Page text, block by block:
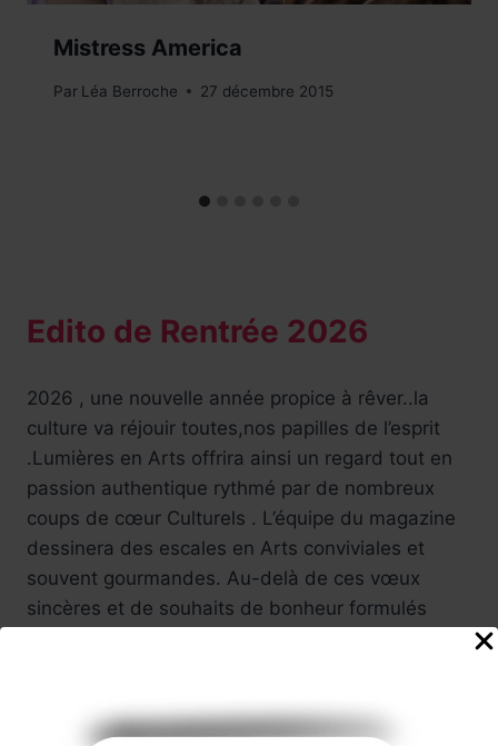
Mistress America
Par Léa Berroche 27 décembre 2015
Edito de Rentrée 2026
2026 , une nouvelle année propice à rêver..la
culture va réjouir toutes,nos papilles de l’esprit
.Lumières en Arts offrira ainsi un regard tout en
passion authentique rythmé par de nombreux
coups de cœur Culturels . L’équipe du magazine
dessinera des escales en Arts conviviales et
souvent gourmandes. Au-delà de ces vœux
sincères et de souhaits de bonheur formulés
spectacles, performances, expositions, films .